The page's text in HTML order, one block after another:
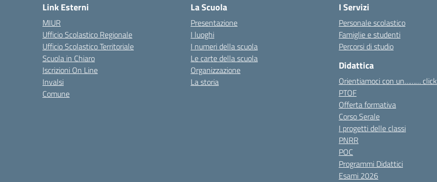
Link Esterni
MIUR
Ufficio Scolastico Regionale
Ufficio Scolastico Territoriale
Scuola in Chiaro
Iscrizioni On Line
Invalsi
Comune
La Scuola
Presentazione
I luoghi
I numeri della scuola
Le carte della scuola
Organizzazione
La storia
I Servizi
Personale scolastico
Famiglie e studenti
Percorsi di studio
Didattica
Orientiamoci con un……… click
PTOF
Offerta formativa
Corso Serale
I progetti delle classi
PNRR
POC
Programmi Didattici
Esami 2026